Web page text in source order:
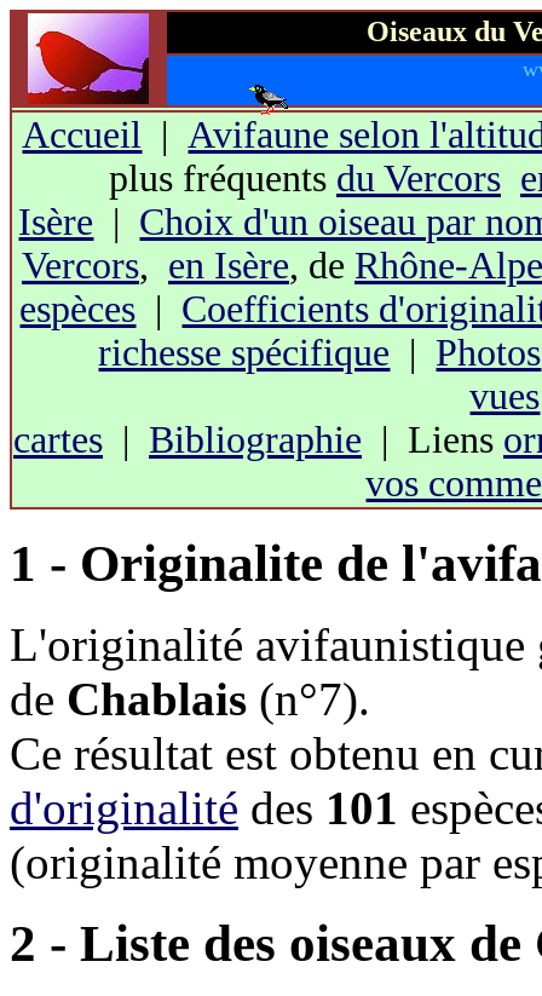
Oiseaux du
Accueil |Avifaune selon
plus fréquents du Vercors
Isère | Choix d'un oiseau par
Vercors, en Isère, de Rhône-
espèces | Coefficients
richesse spécifique | Photos
vues
cartes | Bibliographie | Liens
vos
1 - Originalite de
L'originalité avifaunistique
de Chablais (n°7).
Ce résultat est obtenu en
d'originalité des 101
(originalité moyenne par
2 - Liste des oiseaux de